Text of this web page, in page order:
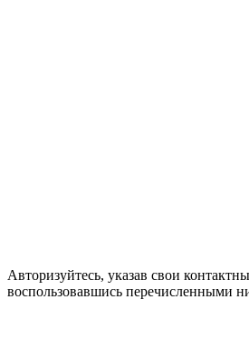
Авторизуйтесь, указав свои
воспользовавшись перечисленными